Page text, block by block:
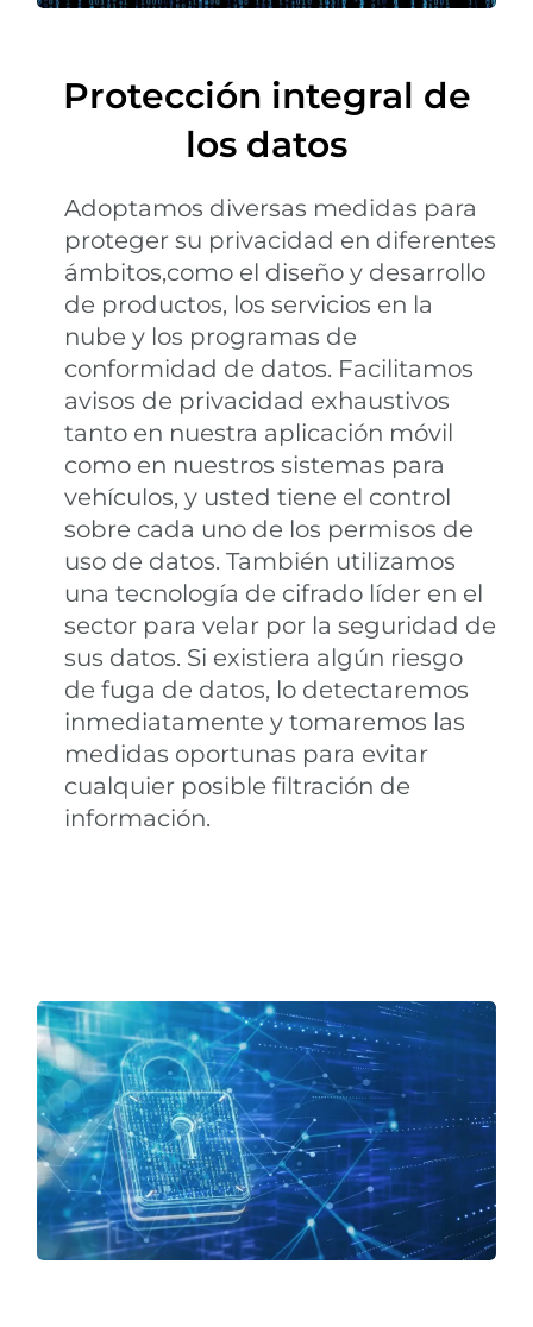
Protección integral de
los datos
Adoptamos diversas medidas para
proteger su privacidad en diferentes
ámbitos,como el diseño y desarrollo
de productos, los servicios en la
nube y los programas de
conformidad de datos. Facilitamos
avisos de privacidad exhaustivos
tanto en nuestra aplicación móvil
como en nuestros sistemas para
vehículos, y usted tiene el control
sobre cada uno de los permisos de
uso de datos. También utilizamos
una tecnología de cifrado líder en el
sector para velar por la seguridad de
sus datos. Si existiera algún riesgo
de fuga de datos, lo detectaremos
inmediatamente y tomaremos las
medidas oportunas para evitar
cualquier posible filtración de
información.